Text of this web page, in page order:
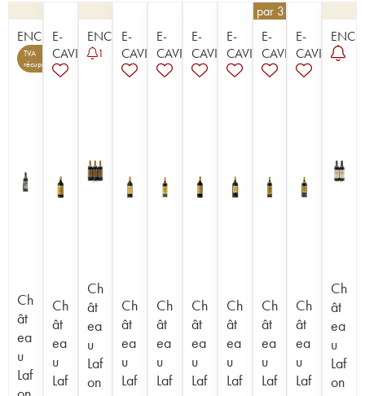
ENCHÈRE
TVA
récupérable
Ch
ât
ea
u
Laf
E-
CAVISTE
Ch
ât
ea
u
Laf
ENCHÈRE
1
Ch
ât
ea
u
Laf
on
E-
CAVISTE
Ch
ât
ea
u
Laf
E-
CAVISTE
Ch
ât
ea
u
Laf
E-
CAVISTE
Ch
ât
ea
u
Laf
E-
CAVISTE
Ch
ât
ea
u
Laf
par 3 | -10%
E-
CAVISTE
Ch
ât
ea
u
Laf
E-
CAVISTE
Ch
ât
ea
u
Laf
Ch
ât
ea
u
Laf
on